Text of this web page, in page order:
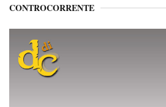
CONTROCORRENTE